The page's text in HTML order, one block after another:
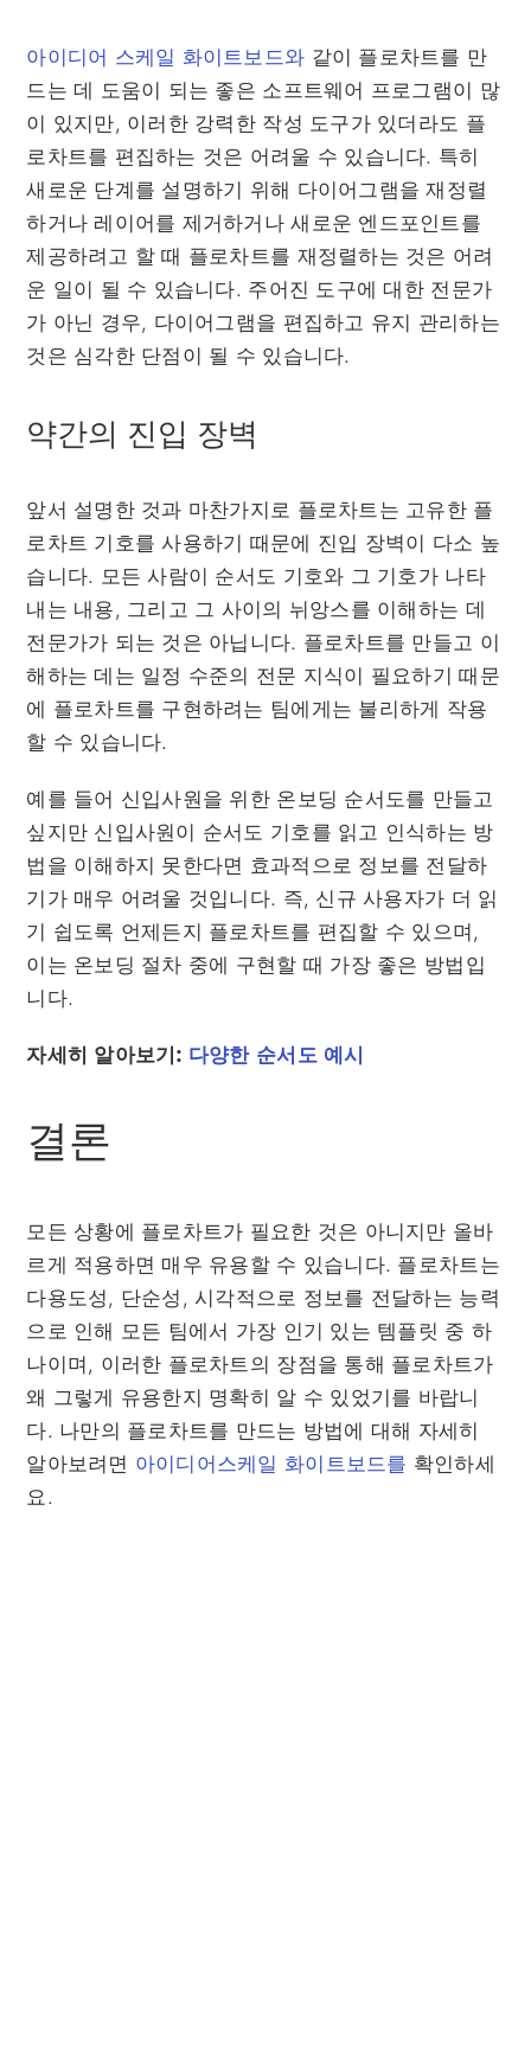
아이디어 스케일 화이트보드와 같이 플로차트를 만
드는 데 도움이 되는 좋은 소프트웨어 프로그램이 많
이 있지만, 이러한 강력한 작성 도구가 있더라도 플
로차트를 편집하는 것은 어려울 수 있습니다. 특히
새로운 단계를 설명하기 위해 다이어그램을 재정렬
하거나 레이어를 제거하거나 새로운 엔드포인트를
제공하려고 할 때 플로차트를 재정렬하는 것은 어려
운 일이 될 수 있습니다. 주어진 도구에 대한 전문가
가 아닌 경우, 다이어그램을 편집하고 유지 관리하는
것은 심각한 단점이 될 수 있습니다.
약간의 진입 장벽
앞서 설명한 것과 마찬가지로 플로차트는 고유한 플
로차트 기호를 사용하기 때문에 진입 장벽이 다소 높
습니다. 모든 사람이 순서도 기호와 그 기호가 나타
내는 내용, 그리고 그 사이의 뉘앙스를 이해하는 데
전문가가 되는 것은 아닙니다. 플로차트를 만들고 이
해하는 데는 일정 수준의 전문 지식이 필요하기 때문
에 플로차트를 구현하려는 팀에게는 불리하게 작용
할 수 있습니다.
예를 들어 신입사원을 위한 온보딩 순서도를 만들고
싶지만 신입사원이 순서도 기호를 읽고 인식하는 방
법을 이해하지 못한다면 효과적으로 정보를 전달하
기가 매우 어려울 것입니다. 즉, 신규 사용자가 더 읽
기 쉽도록 언제든지 플로차트를 편집할 수 있으며,
이는 온보딩 절차 중에 구현할 때 가장 좋은 방법입
니다.
자세히 알아보기: 다양한 순서도 예시
결론
모든 상황에 플로차트가 필요한 것은 아니지만 올바
르게 적용하면 매우 유용할 수 있습니다. 플로차트는
다용도성, 단순성, 시각적으로 정보를 전달하는 능력
으로 인해 모든 팀에서 가장 인기 있는 템플릿 중 하
나이며, 이러한 플로차트의 장점을 통해 플로차트가
왜 그렇게 유용한지 명확히 알 수 있었기를 바랍니
다. 나만의 플로차트를 만드는 방법에 대해 자세히
알아보려면 아이디어스케일 화이트보드를 확인하세
요.